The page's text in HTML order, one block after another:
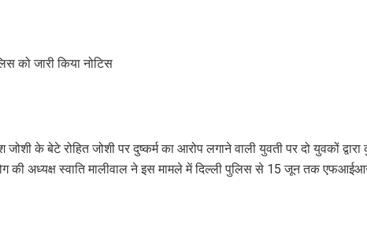
को जारी किया नोटिस
के बेटे रोहित जोशी पर दुष्कर्म का आरोप लगाने वाली युवती पर दो युवकों
की अध्यक्ष स्वाति मालीवाल ने इस मामले में दिल्ली पुलिस से 15 जून तक